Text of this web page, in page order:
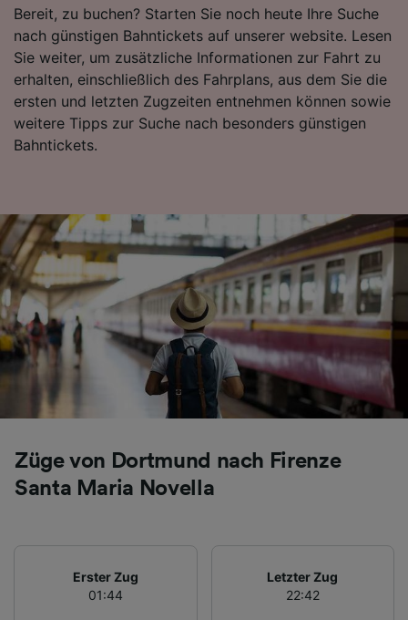
Bereit, zu buchen? Starten Sie noch heute Ihre Suche
nach günstigen Bahntickets auf unserer website. Lesen
Sie weiter, um zusätzliche Informationen zur Fahrt zu
erhalten, einschließlich des Fahrplans, aus dem Sie die
ersten und letzten Zugzeiten entnehmen können sowie
weitere Tipps zur Suche nach besonders günstigen
Bahntickets.
Züge von Dortmund nach Firenze
Santa Maria Novella
Erster Zug
01:44
Letzter Zug
22:42
Wir und unsere Partner verarbeiten Daten, um
Folgendes bereitzustellen:
Verwendung genauer Standortdaten.
Endgeräteeigenschaften zur Identifikation
aktiv abfragen. Speichern von oder Zugriff auf
Informationen auf einem Endgerät.
Personalisierte Werbung und Inhalte, Messung
von Werbeleistung und der Performance von
Liste der Partner (Lieferanten)